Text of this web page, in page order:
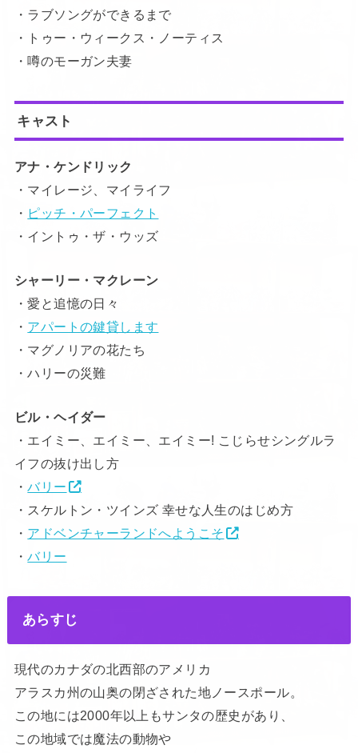
・ラブソングができるまで
・トゥー・ウィークス・ノーティス
・噂のモーガン夫妻
キャスト
アナ・ケンドリック
・マイレージ、マイライフ
・ ピッチ・パーフェクト
・イントゥ・ザ・ウッズ
シャーリー・マクレーン
・愛と追憶の日々
・ アパートの鍵貸します
・マグノリアの花たち
・ハリーの災難
ビル・ヘイダー
・エイミー、エイミー、エイミー! こじらせシングルラ
イフの抜け出し方
・バリー
・スケルトン・ツインズ 幸せな人生のはじめ方
・ アドベンチャーランドへようこそ
・バリー
あらすじ
現代のカナダの北西部のアメリカ
アラスカ州の山奥の閉ざされた地ノースポール。
この地には2000年以上もサンタの歴史があり、
この地域では魔法の動物や